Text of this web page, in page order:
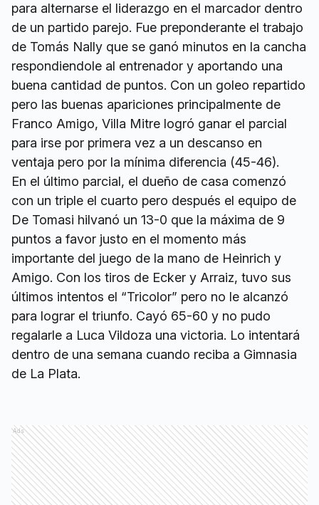
para alternarse el liderazgo en el marcador dentro
de un partido parejo. Fue preponderante el trabajo
de Tomás Nally que se ganó minutos en la cancha
respondiendole al entrenador y aportando una
buena cantidad de puntos. Con un goleo repartido
pero las buenas apariciones principalmente de
Franco Amigo, Villa Mitre logró ganar el parcial
para irse por primera vez a un descanso en
ventaja pero por la mínima diferencia (45-46).
En el último parcial, el dueño de casa comenzó
con un triple el cuarto pero después el equipo de
De Tomasi hilvanó un 13-0 que la máxima de 9
puntos a favor justo en el momento más
importante del juego de la mano de Heinrich y
Amigo. Con los tiros de Ecker y Arraiz, tuvo sus
últimos intentos el “Tricolor” pero no le alcanzó
para lograr el triunfo. Cayó 65-60 y no pudo
regalarle a Luca Vildoza una victoria. Lo intentará
dentro de una semana cuando reciba a Gimnasia
de La Plata.
Ads